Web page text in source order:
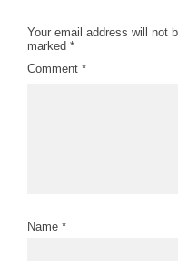
Your email address will not
marked *
Comment *
Name *